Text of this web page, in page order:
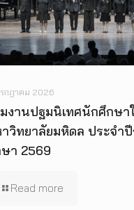
รกฎาคม 2026
งานปฐมนิเทศนักศึกษา
วิทยาลัยมหิดล ประจำ
า 2569
Read more